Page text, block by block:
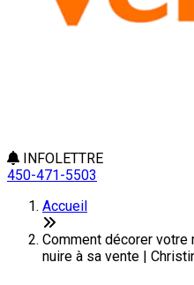
INFOLETTRE
450-471-5503
Accueil
Comment décorer votre
nuire à sa vente |